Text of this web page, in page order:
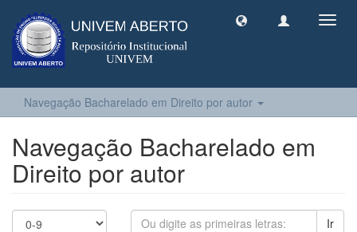
Navegação Bacharelado em Direito por autor
Navegação Bacharelado em
Direito por autor
Ir